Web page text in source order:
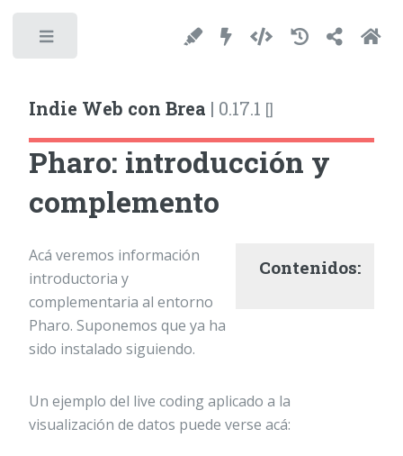
Indie Web con Brea | 0.17.1 []
Pharo: introducción y
complemento
Contenidos:
Acá veremos información
introductoria y
complementaria al entorno
Pharo. Suponemos que ya ha
sido instalado siguiendo.
Un ejemplo del live coding aplicado a la
visualización de datos puede verse acá: